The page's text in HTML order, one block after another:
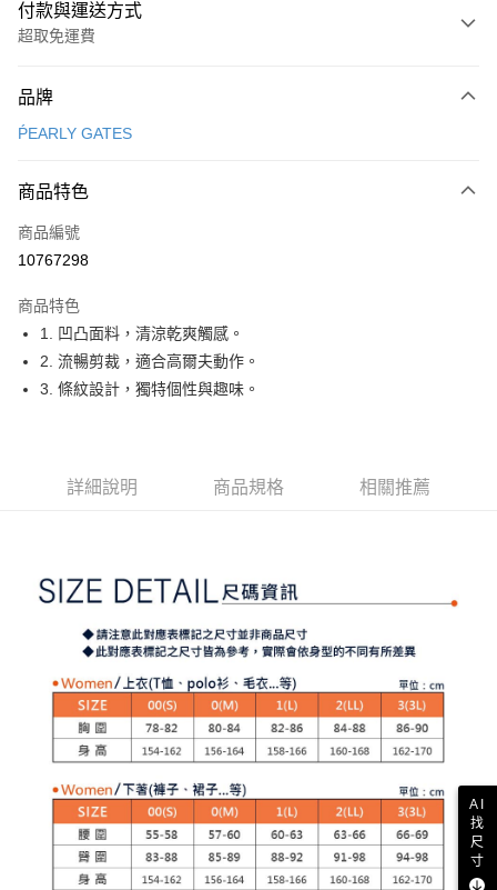
付款與運送方式
超取免運費
信用卡一次付款
LINE Pay
Apple Pay
悠遊付
大哥付你分期
相關說明
成交易。
【繳款方式說明】
1.分期款項不併入電信帳單，「大哥付你分期」於每月結算日後寄送繳費提
2.透過簡訊連結打開帳單後，可選擇「超商條碼／台灣大直營門市／銀行轉
【注意事項】
1.本服務係由「台灣大哥大股份有限公司」（以下簡稱本公司）所提供，讓
用戶於交易時，得透過本服務購買商品或服務，並由商店將買賣／分期付款
2.基於同意付款使用「大哥付你分期」之契約關係目的，商店將以您的個人
資料（包含姓名、電話或地址）提供予台灣大哥大進項蒐集、處理及利用，
由本公司與您本人進行分期帳單所需資料之確認、核對及更正。
3.完整用戶服務條款，請詳閱以下連結：https://oppay.tw/userRule
【關於「AFTEE先享後付」】
AFTEE先享後付是「在收到商品之後才付款」的支付方式。 讓您購物簡單
３．安心：先確認商品／服務後，再付款。
１．於結帳方式選擇「AFTEE先享後付」後，將跳轉至「AFTEE先享後付」
結帳頁面，進行簡訊認證並確認金額後，即可完成結帳。
２．訂單成立數日內，您將收到繳費通知簡訊。
３．收到繳費通知簡訊後14天內，點擊此簡訊中的連結，可透過四大超商／
ATM／網路銀行／等多元方式進行付款，方視為交易完成。
※ 請注意：結帳手續完成當下不需立刻繳費，但若您需要取消訂單，請聯絡
購買商品的店家。未經商家同意取消之訂單仍視為有效，需透過AFTEE先享
※ 交易是否成功請以「AFTEE先享後付 」之結帳頁面顯示為準，若有關於
是否繳費成功／繳費後需取消欲退款等相關疑問，請聯繫「AFTEE先享後付
客戶支援中心」
https://netprotections.freshdesk.com/support/home
【注意事項】
ATM付款
全家取貨付款
付款後全家取貨
免運費
萊爾富取貨付款
免運費
付款後萊爾富取貨
免運費
7-11取貨付款
品牌
ṔEARLY GATES
商品特色
商品編號
10767298
商品特色
1. 凹凸面料，清涼乾爽觸感。
2. 流暢剪裁，適合高爾夫動作。
3. 條紋設計，獨特個性與趣味。
詳細說明 商品規格 相關推薦
AI
找
尺
寸